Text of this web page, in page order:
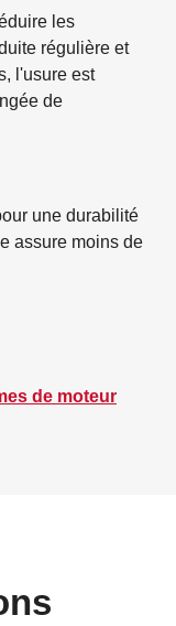
les
régulière et
l'usure est
de
une durabilité
assure moins de
de moteur